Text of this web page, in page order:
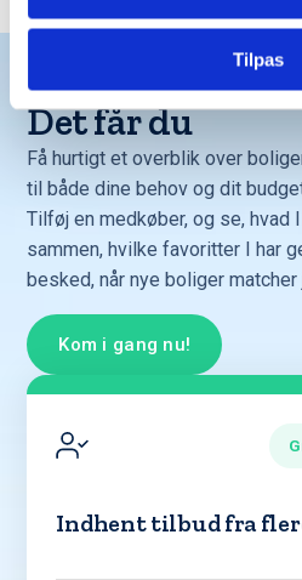
Tilpas
Det får du
Få hurtigt et overblik over
til både dine behov og dit
Tilføj en medkøber, og se, hvad
sammen, hvilke favoritter I har
besked, når nye boliger
Kom i gang nu!
Indhent tilbud fra